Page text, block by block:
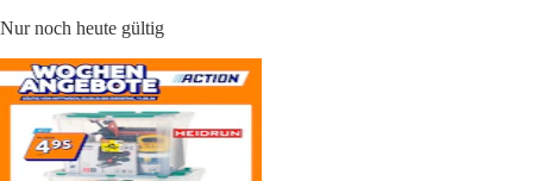
Nur noch heute gültig